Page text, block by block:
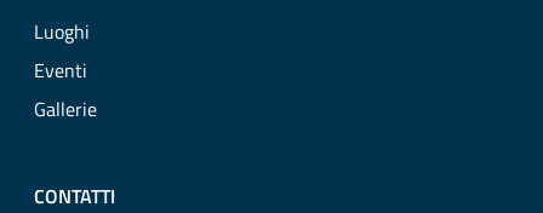
Luoghi
Eventi
Gallerie
CONTATTI